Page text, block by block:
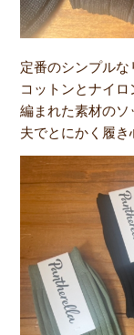
定番のシンプルな
コットンとナイ
編まれた素材の
夫でとにかく履き